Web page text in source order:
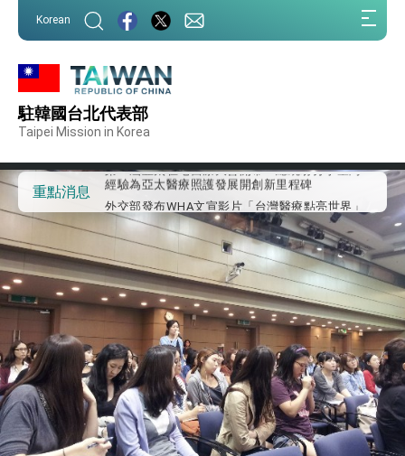
Korean
駐韓國台北代表部
Taipei Mission in Korea
重點消息
外交部重要言論
我國政府將在美國亞利桑納州設立「駐鳳凰城辦
事處」，進一步深化台美交流合作
經驗為亞太醫療照護發展開創新里程碑
外交部發布WHA文宣影片「台灣醫療點亮世界」
及「台灣智慧醫療與健康產業展」預告短片，向
世界展現台灣守護全球健康的創新能量
總統出訪史瓦帝尼返國談話 強調臺灣人有權利
走向世界 盼與理念相近國家共同維護國際秩序
堅定走向世界 賴總統抵達史瓦帝尼王國進行國是
訪問
總統與五院院長新春茶敘 盼化分歧為團結、為
國家邁出合作第一步
總統農曆春節談話
台美貿易協議完成簽署達成6大目標、創5大歷史
性突破 總統強調將以3大面向加速臺灣經濟轉型
升級 籲請立院全力支持並盡速通過
臺美簽署「對等貿易協定」確立對等關稅15%且不
疊加 我輸美2072項產品豁免對等關稅
總統接受「法新社」（AFP）專訪內容